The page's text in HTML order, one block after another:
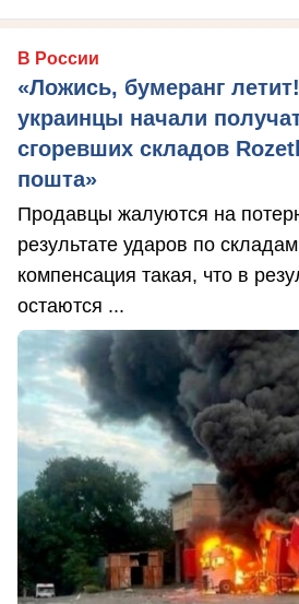
В России
«Ложись, бумеранг
украинцы начали
сгоревших складов
пошта»
Продавцы жалуются на
результате ударов по
компенсация такая, что в
остаются ...